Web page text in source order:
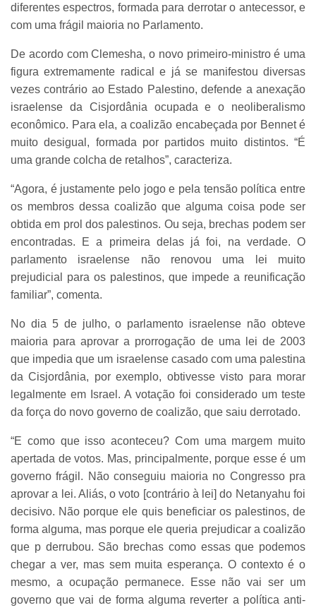
diferentes espectros, formada para derrotar o antecessor, e
com uma frágil maioria no Parlamento.
De acordo com Clemesha, o novo primeiro-ministro é uma
figura extremamente radical e já se manifestou diversas
vezes contrário ao Estado Palestino, defende a anexação
israelense da Cisjordânia ocupada e o neoliberalismo
econômico. Para ela, a coalizão encabeçada por Bennet é
muito desigual, formada por partidos muito distintos. “É
uma grande colcha de retalhos”, caracteriza.
“Agora, é justamente pelo jogo e pela tensão política entre
os membros dessa coalizão que alguma coisa pode ser
obtida em prol dos palestinos. Ou seja, brechas podem ser
encontradas. E a primeira delas já foi, na verdade. O
parlamento israelense não renovou uma lei muito
prejudicial para os palestinos, que impede a reunificação
familiar”, comenta.
No dia 5 de julho, o parlamento israelense não obteve
maioria para aprovar a prorrogação de uma lei de 2003
que impedia que um israelense casado com uma palestina
da Cisjordânia, por exemplo, obtivesse visto para morar
legalmente em Israel. A votação foi considerado um teste
da força do novo governo de coalizão, que saiu derrotado.
“E como que isso aconteceu? Com uma margem muito
apertada de votos. Mas, principalmente, porque esse é um
governo frágil. Não conseguiu maioria no Congresso pra
aprovar a lei. Aliás, o voto [contrário à lei] do Netanyahu foi
decisivo. Não porque ele quis beneficiar os palestinos, de
forma alguma, mas porque ele queria prejudicar a coalizão
que p derrubou. São brechas como essas que podemos
chegar a ver, mas sem muita esperança. O contexto é o
mesmo, a ocupação permanece. Esse não vai ser um
governo que vai de forma alguma reverter a política anti-